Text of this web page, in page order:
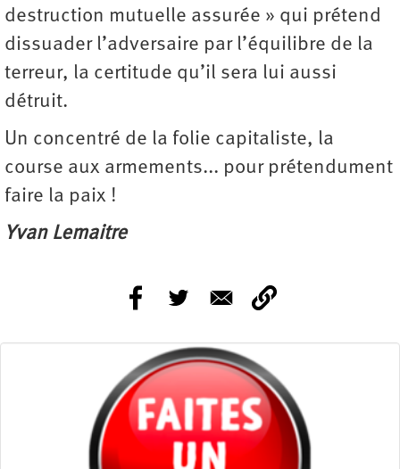
destruction mutuelle assurée » qui prétend
dissuader l’adversaire par l’équilibre de la
terreur, la certitude qu’il sera lui aussi
détruit.
Un concentré de la folie capitaliste, la
course aux armements... pour prétendument
faire la paix !
Yvan Lemaitre